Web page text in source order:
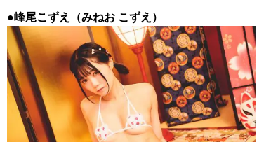
●峰尾こずえ（みねお こずえ）